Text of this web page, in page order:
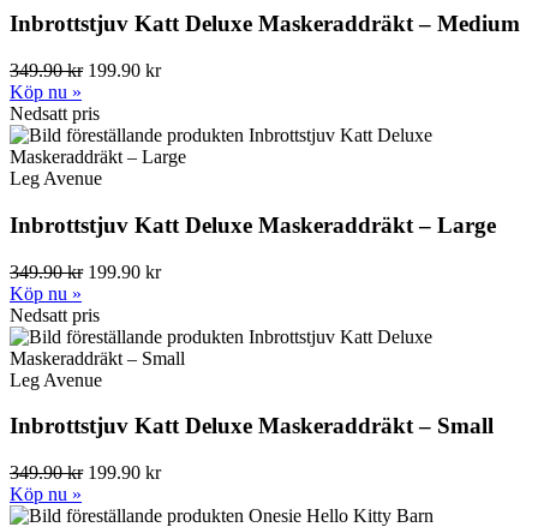
Inbrottstjuv Katt Deluxe Maskeraddräkt – Medium
349.90 kr199.90 kr
Köp nu »
Nedsatt pris
Leg Avenue
Inbrottstjuv Katt Deluxe Maskeraddräkt – Large
349.90 kr199.90 kr
Köp nu »
Nedsatt pris
Leg Avenue
Inbrottstjuv Katt Deluxe Maskeraddräkt – Small
349.90 kr199.90 kr
Köp nu »